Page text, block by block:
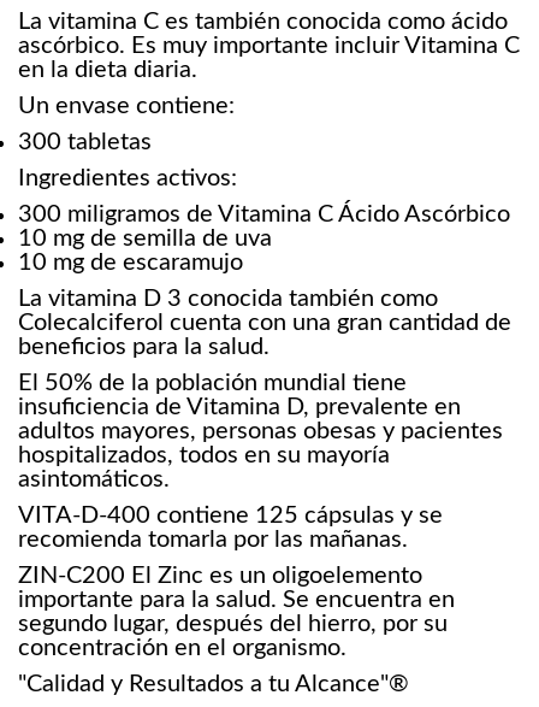
La vitamina C es también conocida como ácido
ascórbico. Es muy importante incluir Vitamina C
en la dieta diaria.
Un envase contiene:
300 tabletas
Ingredientes activos:
300 miligramos de Vitamina C Ácido Ascórbico
10 mg de semilla de uva
10 mg de escaramujo
La vitamina D 3 conocida también como
Colecalciferol cuenta con una gran cantidad de
beneficios para la salud.
El 50% de la población mundial tiene
insuficiencia de Vitamina D, prevalente en
adultos mayores, personas obesas y pacientes
hospitalizados, todos en su mayoría
asintomáticos.
VITA-D-400 contiene 125 cápsulas y se
recomienda tomarla por las mañanas.
ZIN-C200 El Zinc es un oligoelemento
importante para la salud. Se encuentra en
segundo lugar, después del hierro, por su
concentración en el organismo.
"Calidad y Resultados a tu Alcance"®